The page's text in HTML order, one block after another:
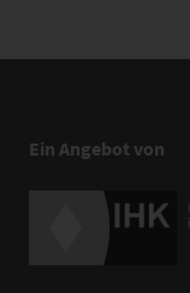
Ein Angebot von